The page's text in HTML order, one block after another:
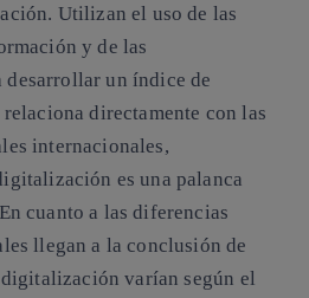
Utilizan el uso de las
y de las
desarrollar un índice de
directamente con las
internacionales,
es una palanca
cuanto a las diferencias
llegan a la conclusión de
varían según el